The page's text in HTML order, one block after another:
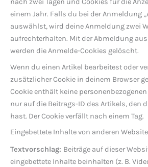
nach zwei Tagen und Cookies für die
einem Jahr. Falls du bei der Anmeldung
auswählst, wird deine Anmeldung zwei
aufrechterhalten. Mit der Abmeldung
werden die Anmelde-Cookies gelöscht.
Wenn du einen Artikel bearbeitest oder
zusätzlicher Cookie in deinem Browser
Cookie enthält keine
nur auf die Beitrags-ID des Artikels, den
hast. Der Cookie verfällt nach einem Tag.
Eingebettete Inhalte von anderen
Textvorschlag: Beiträge auf dieser
eingebettete Inhalte beinhalten (z. B.